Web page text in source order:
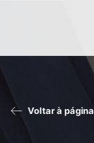
Voltar à página